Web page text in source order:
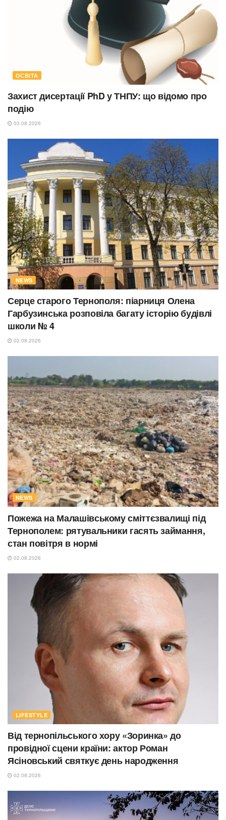
ОСВІТА
Захист дисертації PhD у ТНПУ: що відомо про
подію
03.08.2026
NEWS
Серце старого Тернополя: піарниця Олена
Гарбузинська розповіла багату історію будівлі
школи № 4
02.08.2026
NEWS
Пожежа на Малашівському сміттєзвалищі під
Тернополем: рятувальники гасять займання,
стан повітря в нормі
02.08.2026
LIFESTYLE
Від тернопільського хору «Зоринка» до
провідної сцени країни: актор Роман
Ясіновський святкує день народження
02.08.2026